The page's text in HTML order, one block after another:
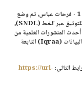
في إطار رقمنة خدمات المكتبة المركزية بجامعة سطيف 1 - فرحات عباس، تم وضع
عبر الخط(SNDL)
،
المنشورات العلمية من
(Iqraa)
التابعة
التالي: https://url-